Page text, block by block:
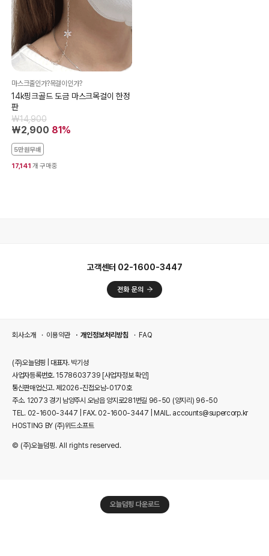
마스크줄인가?목걸이인가?
14k핑크골드 도금 마스크목걸이 한정
판
₩14,900
₩2,900 81%
5만원무배
17,141 개 구매중
고객센터 02-1600-3447
회사소개 이용약관 개인정보처리방침 FAQ
(주)오늘덤핑 | 대표자. 박기성
사업자등록번호. 1578603739 [사업자정보 확인]
통신판매업신고. 제2026-진접오남-0170호
주소. 12073 경기 남양주시 오남읍 양지로281번길 96-50 (양지리) 96-50
TEL. 02-1600-3447 | FAX. 02-1600-3447 | MAIL. accounts@supercorp.kr
HOSTING BY (주)위드소프트
© (주)오늘덤핑. All rights reserved.
오늘덤핑 다운로드